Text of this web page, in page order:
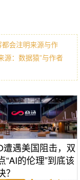
会注明来源与作
源：数据猿”与作者
遭遇美国阻击，双
“AI的伦理”到底该
？